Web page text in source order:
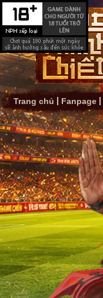
Trang chủ Fanpage